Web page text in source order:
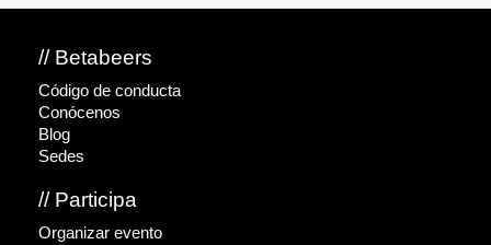
// Betabeers
Código de conducta
Conócenos
Blog
Sedes
// Participa
Organizar evento